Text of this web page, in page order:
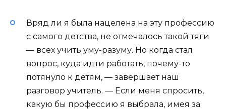
Вряд ли я была нацелена на эту профессию
с самого детства, не отмечалось такой тяги
— всех учить уму-разуму. Но когда стал
вопрос, куда идти работать, почему-то
потянуло к детям, — завершает наш
разговор учитель. — Если меня спросить,
какую бы профессию я выбрала, имея за